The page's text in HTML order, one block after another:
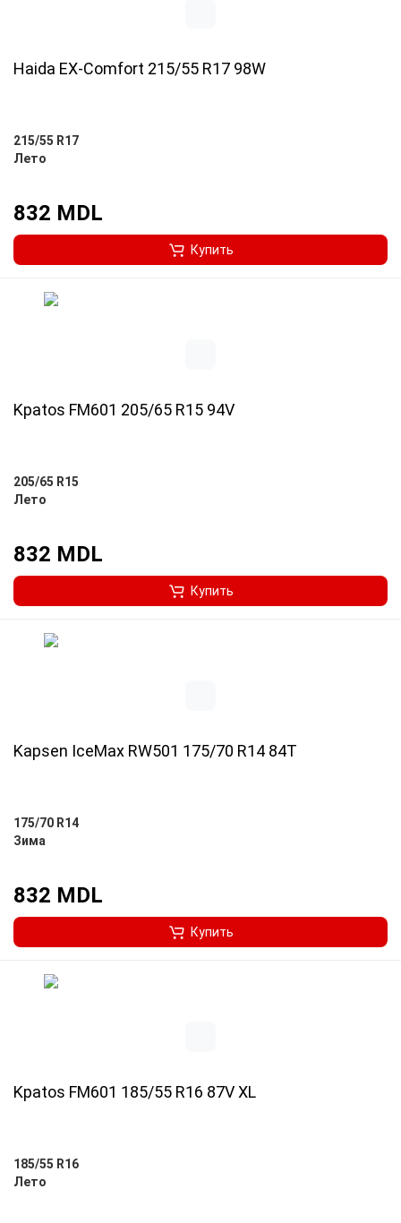
Haida EX-Comfort 215/55 R17 98W
215/55 R17
Лето
832 MDL
Купить
Kpatos FM601 205/65 R15 94V
205/65 R15
Лето
832 MDL
Купить
Kapsen IceMax RW501 175/70 R14 84T
175/70 R14
Зима
832 MDL
Купить
Kpatos FM601 185/55 R16 87V XL
185/55 R16
Лето